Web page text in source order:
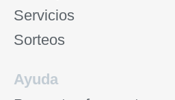
Servicios
Sorteos
Ayuda